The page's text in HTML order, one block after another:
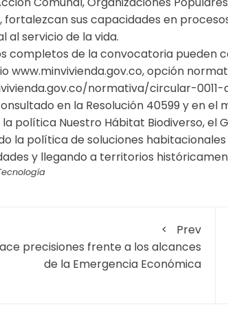
sus capacidades en
al servicio de la vida.
completos de la convocatoria pueden
www.minvivienda.gov.co, opción
normativa/circular-0011-
en la Resolución 40599 y en el
política Nuestro Hábitat Biodiverso,
la política de soluciones
y llegando a territorios
Prev
precisiones frente a los alcances
de la Emergencia Económica